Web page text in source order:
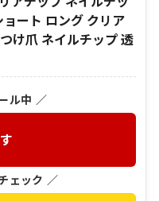
ート ロング クリア
け爪 ネイルチップ 透
ル中 ／
ェック ／